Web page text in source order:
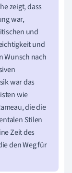
zeigt, dass
war,
und
und
Wunsch nach
war das
wie
die die
Stilen
Zeit des
den Weg für